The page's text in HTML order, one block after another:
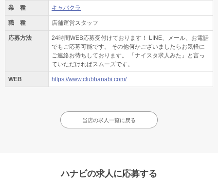
業 種 キャバクラ
職 種 店舗運営スタッフ
応募方法
24時間WEB応募受付けております！ LINE、メール、お電話
でもご応募可能です。 その他何かございましたらお気軽に
ご連絡お待ちしております。 「ナイスタ求人みた」と言っ
ていただければスムーズです。
WEB https://www.clubhanabi.com/
当店の求人一覧に戻る
ハナビの求人に応募する